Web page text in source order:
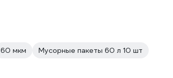
60 мкм
Мусорные пакеты 60 л 10 шт